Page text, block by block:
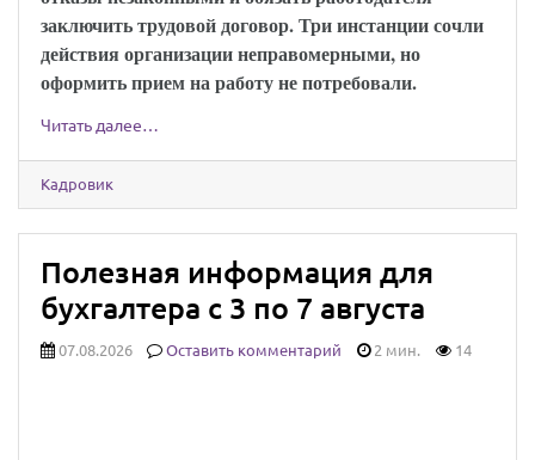
заключить трудовой договор. Три инстанции сочли
действия организации неправомерными, но
оформить прием на работу не потребовали.
Читать далее…
Кадровик
Полезная информация для
бухгалтера с 3 по 7 августа
07.08.2026 Оставить комментарий 2 мин. 14